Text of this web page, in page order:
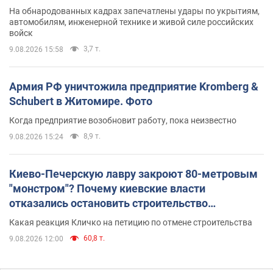
На обнародованных кадрах запечатлены удары по укрытиям,
автомобилям, инженерной технике и живой силе российских
войск
9.08.2026 15:58 3,7 т.
Армия РФ уничтожила предприятие Kromberg &
Schubert в Житомире. Фото
Когда предприятие возобновит работу, пока неизвестно
9.08.2026 15:24 8,9 т.
Киево-Печерскую лавру закроют 80-метровым
"монстром"? Почему киевские власти
отказались остановить строительство
небоскреба "московского верующего"
Какая реакция Кличко на петицию по отмене строительства
9.08.2026 12:00 60,8 т.